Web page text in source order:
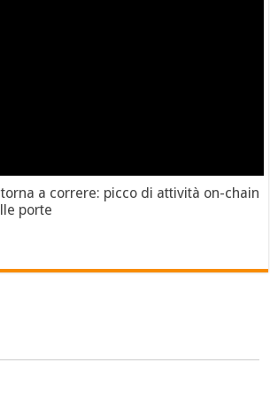
a correre: picco di attività on-chain
porte